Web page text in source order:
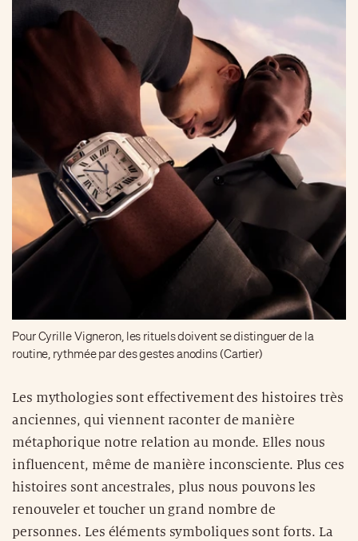
Pour Cyrille Vigneron, les rituels doivent se distinguer de la
routine, rythmée par des gestes anodins (Cartier)
Les mythologies sont effectivement des histoires très
anciennes, qui viennent raconter de manière
métaphorique notre relation au monde. Elles nous
influencent, même de manière inconsciente. Plus ces
histoires sont ancestrales, plus nous pouvons les
renouveler et toucher un grand nombre de
personnes. Les éléments symboliques sont forts. La